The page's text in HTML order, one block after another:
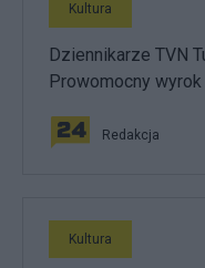
Kultura
Dziennikarze TVN
Prowomocny
Redakcja
Kultura